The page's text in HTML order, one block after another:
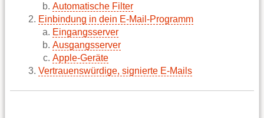
Automatische Filter
Einbindung in dein E-Mail-Programm
Eingangsserver
Ausgangsserver
Apple-Geräte
Vertrauenswürdige, signierte E-Mails